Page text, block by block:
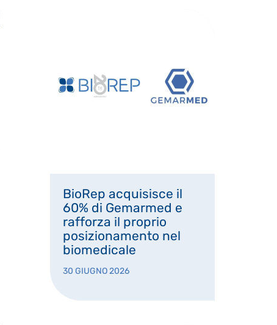
BioRep acquisisce il
60% di Gemarmed e
rafforza il proprio
posizionamento nel
biomedicale
30 GIUGNO 2026